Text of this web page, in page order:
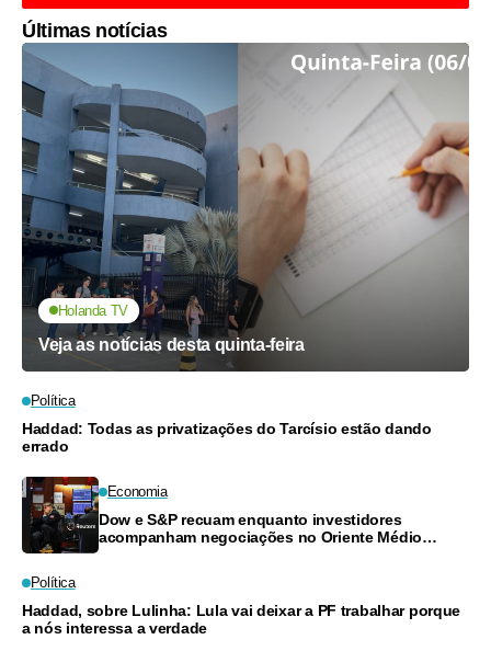
Últimas notícias
Holanda TV
Veja as notícias desta quinta-feira
Política
Haddad: Todas as privatizações do Tarcísio estão dando
errado
Economia
Dow e S&P recuam enquanto investidores
acompanham negociações no Oriente Médio
Política
Haddad, sobre Lulinha: Lula vai deixar a PF trabalhar porque
a nós interessa a verdade